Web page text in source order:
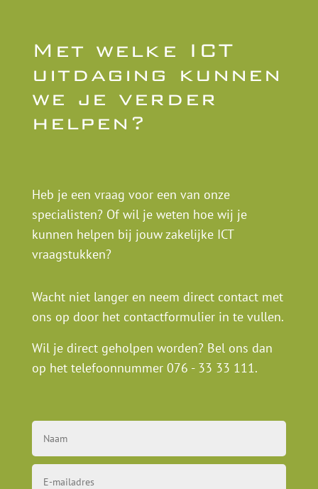
Met welke ICT
uitdaging kunnen
we je verder
helpen?
Heb je een vraag voor een van onze
specialisten? Of wil je weten hoe wij je
kunnen helpen bij jouw zakelijke ICT
vraagstukken?
Wacht niet langer en neem direct contact met
ons op door het contactformulier in te vullen.
Wil je direct geholpen worden? Bel ons dan
op het telefoonnummer 076 - 33 33 111.